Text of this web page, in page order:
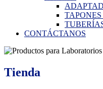
CONTÁCTANOS
Tienda